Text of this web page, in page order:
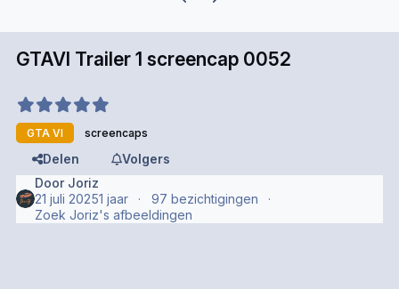
GTAVI Trailer 1 screencap 0052
GTA VI screencaps
Delen
Volgers
Door Joriz
21 juli 20251 jaar
97 bezichtigingen
Zoek Joriz's afbeeldingen